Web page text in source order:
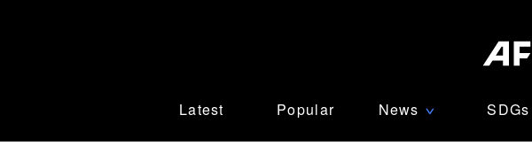
Latest Popular News ∨ SDGs